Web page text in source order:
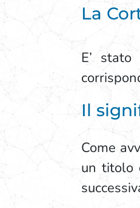
La
E’
Il
Come
un titolo